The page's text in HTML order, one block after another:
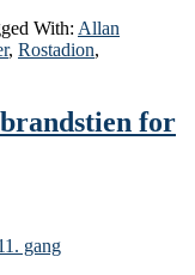
With: Allan
, Rostadion,
for